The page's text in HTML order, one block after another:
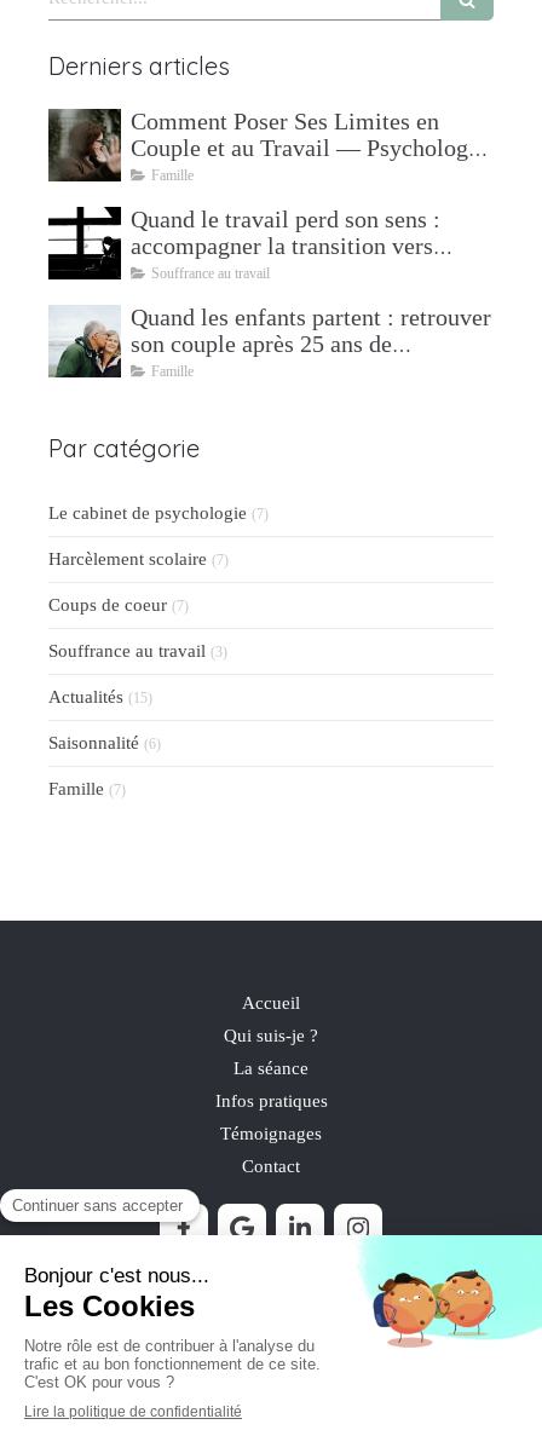
Derniers articles
Comment Poser Ses Limites en
Couple et au Travail — Psychologue
à Mudaison
Famille
Quand le travail perd son sens :
accompagner la transition vers
l'après
Souffrance au travail
Quand les enfants partent : retrouver
son couple après 25 ans de
parentalité
Famille
Par catégorie
Le cabinet de psychologie (7)
Harcèlement scolaire (7)
Coups de coeur (7)
Souffrance au travail (3)
Actualités (15)
Saisonnalité (6)
Famille (7)
Accueil
Qui suis-je ?
La séance
Infos pratiques
Témoignages
Contact
©2021 Laure Raffray - Psychologue Psychothérapeute
Plan du site
Mentions légales